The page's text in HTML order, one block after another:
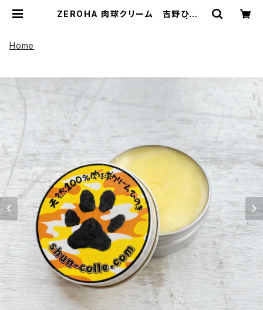
ZEROHA 肉球クリーム 吉野ひのき
Home